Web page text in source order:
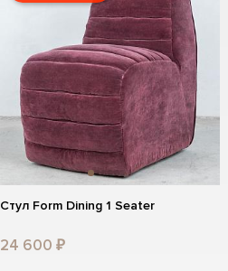
Стул Form Dining 1 Seater
24 600 ₽